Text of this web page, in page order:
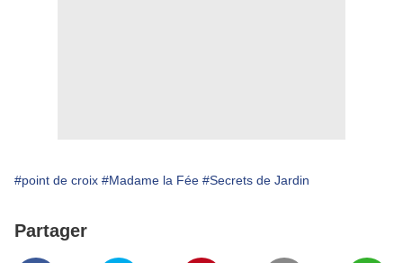
#point de croix #Madame la Fée #Secrets de Jardin
Partager